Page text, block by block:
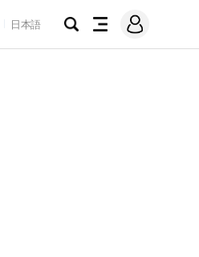
日本語
검
전
메
그